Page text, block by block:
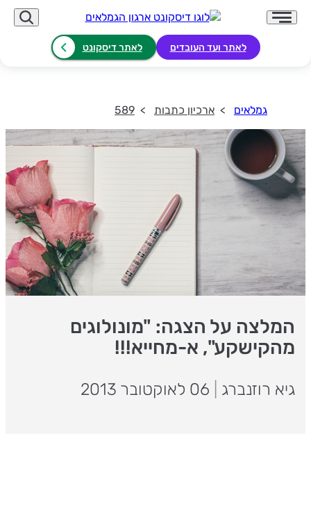
לאתר ועד העובדים לאתר דיסקונט
גמלאים ארכיון כתבות 589
המלצה על הצגה: "מונולוגים
מהקישקע", א-מחייא!!!
גיא רוזנברג